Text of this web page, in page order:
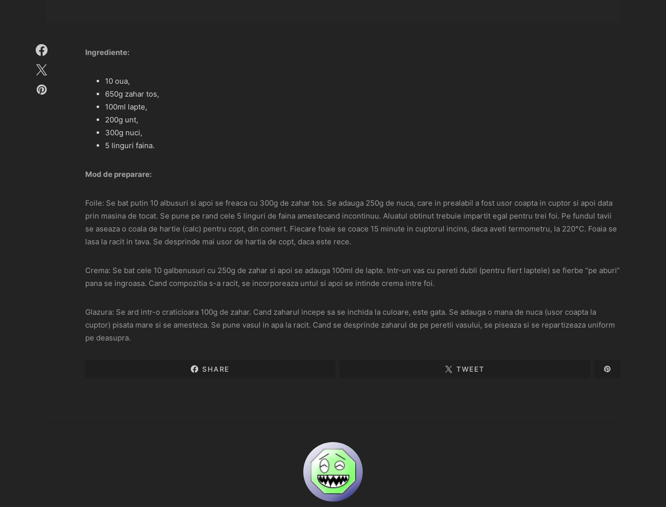
Ingrediente:
10 oua,
650g zahar tos,
100ml lapte,
200g unt,
300g nuci,
5 linguri faina.
Mod de preparare:
Foile: Se bat putin 10 albusuri si apoi se freaca cu 300g de zahar tos. Se adauga 250g de nuca, care in prealabil a fost usor coapta in cuptor si apoi data
prin masina de tocat. Se pune pe rand cele 5 linguri de faina amestecand incontinuu. Aluatul obtinut trebuie impartit egal pentru trei foi. Pe fundul tavii
se aseaza o coala de hartie (calc) pentru copt, din comert. Fiecare foaie se coace 15 minute in cuptorul incins, daca aveti termometru, la 220°C. Foaia se
lasa la racit in tava. Se desprinde mai usor de hartia de copt, daca este rece.
Crema: Se bat cele 10 galbenusuri cu 250g de zahar si apoi se adauga 100ml de lapte. Intr-un vas cu pereti dubli (pentru fiert laptele) se fierbe “pe aburi”
pana se ingroasa. Cand compozitia s-a racit, se incorporeaza untul si apoi se intinde crema intre foi.
Glazura: Se ard intr-o craticioara 100g de zahar. Cand zaharul incepe sa se inchida la culoare, este gata. Se adauga o mana de nuca (usor coapta la
cuptor) pisata mare si se amesteca. Se pune vasul in apa la racit. Cand se desprinde zaharul de pe peretii vasului, se piseaza si se repartizeaza uniform
pe deasupra.
SHARE TWEET